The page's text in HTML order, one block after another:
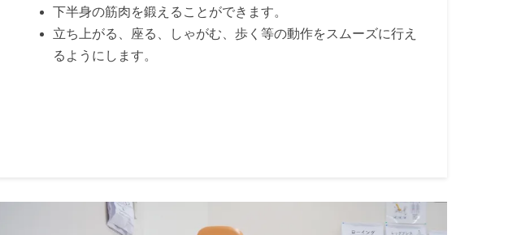
下半身の筋肉を鍛えることができます。
立ち上がる、座る、しゃがむ、歩く等の動作をスムーズに行え
るようにします。